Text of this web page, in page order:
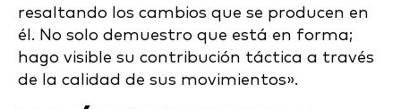
resaltando los cambios que se producen en
él. No solo demuestro que está en forma;
hago visible su contribución táctica a través
de la calidad de sus movimientos».